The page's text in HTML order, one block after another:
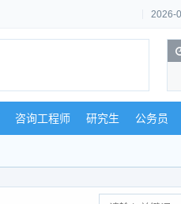
2026-
咨询工程师 研究生 公务员